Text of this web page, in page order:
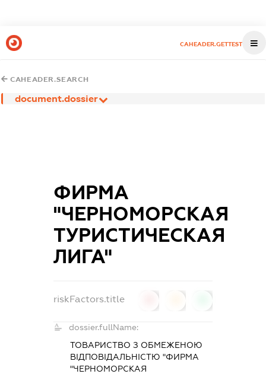
CAHEADER.GETTEST
CAHEADER.SEARCH
document.dossier
ФИРМА
"ЧЕРНОМОРСКАЯ
ТУРИСТИЧЕСКАЯ
ЛИГА"
riskFactors.title
dossier.fullName:
ТОВАРИСТВО З ОБМЕЖЕНОЮ
ВІДПОВІДАЛЬНІСТЮ "ФИРМА
"ЧЕРНОМОРСКАЯ